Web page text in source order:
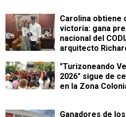
Carolina obtiene
victoria: gana
nacional del
arquitecto
"Turizoneando
2026" sigue de
en la Zona
Ganadores de